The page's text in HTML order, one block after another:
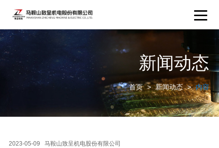
新闻动态
首页 > 新闻动态 > 内容
2023-05-09 马鞍山致呈机电股份有限公司